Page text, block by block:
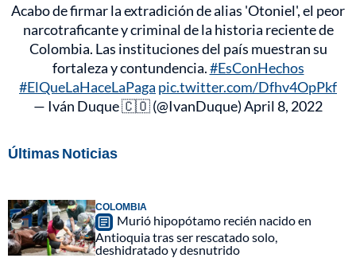
Acabo de firmar la extradición de alias 'Otoniel', el peor
narcotraficante y criminal de la historia reciente de
Colombia. Las instituciones del país muestran su
fortaleza y contundencia.#EsConHechos
#ElQueLaHaceLaPaga pic.twitter.com/Dfhv4OpPkf
— Iván Duque 🇨🇴 (@IvanDuque)April 8, 2022
Últimas Noticias
COLOMBIA
Murió hipopótamo recién nacido en
Antioquia tras ser rescatado solo,
deshidratado y desnutrido